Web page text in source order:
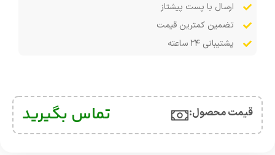
ارسال با پست پیشتاز
تضمین کمترین قیمت
پشتیبانی ۲۴ ساعته
قیمت محصول:​ تماس بگیرید